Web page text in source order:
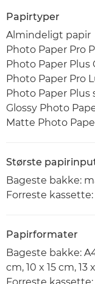
Papirtyper
Almindeligt papir
Photo Paper Pro
Photo Paper Plus
Photo Paper Pro
Photo Paper Plus
Glossy Photo
Matte Photo
Største
Bageste bakke:
Forreste
Papirformater
Bageste bakke:
cm, 10 x 15 cm, 13